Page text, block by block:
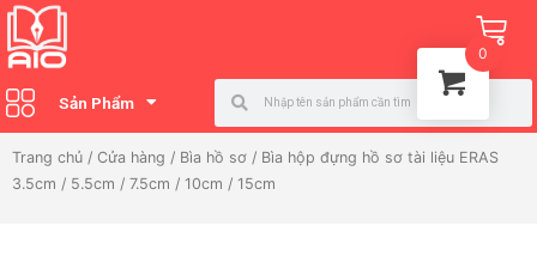
Nhảy
tới
nội
dung
Sản Phẩm
Search
Trang chủ / Cửa hàng / Bìa hồ sơ / Bìa hộp đựng hồ sơ tài liệu ERAS
3.5cm / 5.5cm / 7.5cm / 10cm / 15cm
0